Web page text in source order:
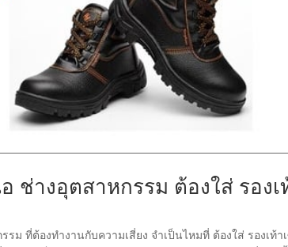
ช่างอุตสาหกรรม ต้องใส่ รองเ
ที่ต้องทำงานกับความเสี่ยง จำเป็นไหมที่ ต้องใส่ รองเท้า